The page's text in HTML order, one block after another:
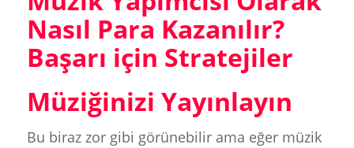
Nasıl Para Kazanılır?
Başarı için Stratejiler
Müziğinizi Yayınlayın
Bu biraz zor gibi görünebilir ama eğer müzik